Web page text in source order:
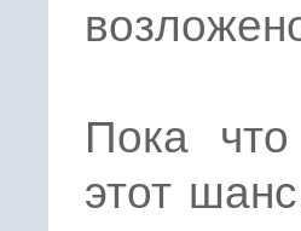
Пока
этот